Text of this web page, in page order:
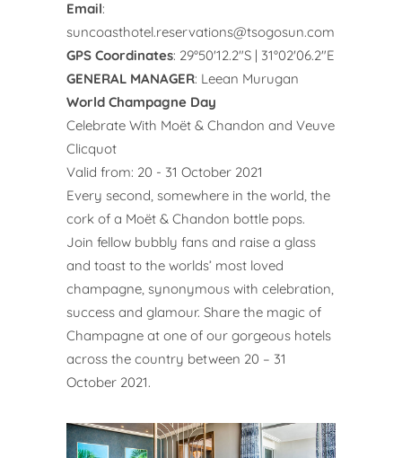
Email:
suncoasthotel.reservations@tsogosun.com
GPS Coordinates: 29°50'12.2"S | 31°02'06.2"E
GENERAL MANAGER: Leean Murugan
World Champagne Day
Celebrate With Moët & Chandon and Veuve
Clicquot
Valid from: 20 - 31 October 2021
Every second, somewhere in the world, the
cork of a Moët & Chandon bottle pops.
Join fellow bubbly fans and raise a glass
and toast to the worlds’ most loved
champagne, synonymous with celebration,
success and glamour. Share the magic of
Champagne at one of our gorgeous hotels
across the country between 20 – 31
October 2021.